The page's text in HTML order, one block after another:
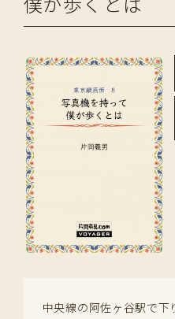
中央線の阿佐ヶ谷駅で下